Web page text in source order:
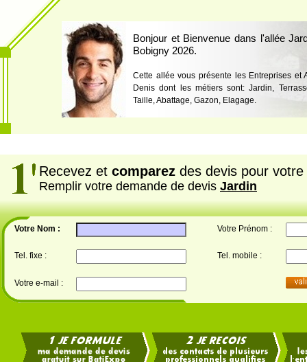
Bonjour et Bienvenue dans l'allée
Bobigny 2026.
Cette allée vous présente les Entreprises et
Denis dont les métiers sont: Jardin,
Taille, Abattage, Gazon, Elagage.
Recevez et comparez des devis pour votre
Remplir votre demande de devis Jardin
Votre Nom : Votre Prénom :
Tel. fixe : Tel. mobile :
Votre e-mail :